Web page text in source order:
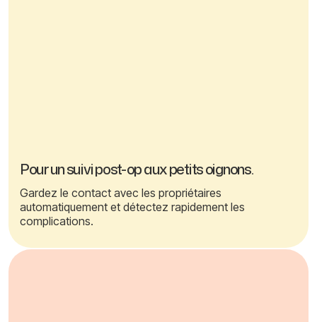
Pour un suivi post-op aux petits oignons.
Gardez le contact avec les propriétaires
automatiquement et détectez rapidement les
complications.